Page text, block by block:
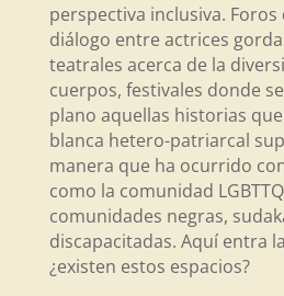
perspectiva inclusiva.
diálogo entre actrices
teatrales acerca de la
cuerpos, festivales donde
plano aquellas historias
blanca hetero-patriarcal
manera que ha ocurrido
como la comunidad
comunidades negras,
discapacitadas. Aquí entra
¿existen estos espacios?